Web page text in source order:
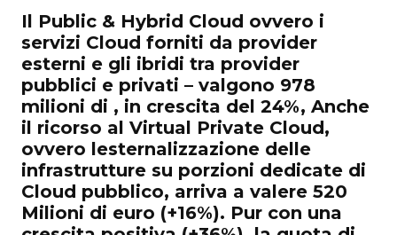
Il Public & Hybrid Cloud ovvero i
servizi Cloud forniti da provider
esterni e gli ibridi tra provider
pubblici e privati – valgono 978
milioni di , in crescita del 24%, Anche
il ricorso al Virtual Private Cloud,
ovvero lesternalizzazione delle
infrastrutture su porzioni dedicate di
Cloud pubblico, arriva a valere 520
Milioni di euro (+16%). Pur con una